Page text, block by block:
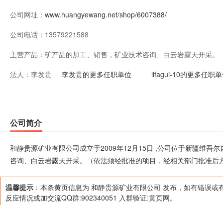
公司网址： www.huangyewang.net/shop/6007388/
公司电话： 13579221588
主营产品： 矿产品的加工、销售，矿业技术咨询、白云岩露天开采
批准后方可开展经营活动）
法人： 李发贵 李发贵的更多任职单位 lifagui-10的更多任职
公司简介
和静贵源矿业有限公司成立于2009年12月15日 ,公司位于新疆维吾
咨询、白云岩露天开采。（依法须经批准的项目，经相关部门批准后
温馨提示 ：本条黄页信息为 和静贵源矿业有限公司 发布，如有错误或
反应情况或加交流QQ群:902340051 入群验证:黄页网。